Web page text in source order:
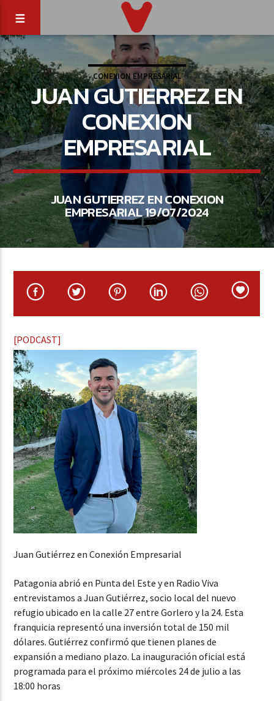
CONEXION EMPRESARIAL
JUAN GUTIERREZ EN
CONEXION
EMPRESARIAL
JUAN GUTIERREZ EN CONEXION
EMPRESARIAL 19/07/2024
[PODCAST]
Juan Gutiérrez en Conexión Empresarial
Patagonia abrió en Punta del Este y en Radio Viva
entrevistamos a Juan Gutiérrez, socio local del nuevo
refugio ubicado en la calle 27 entre Gorlero y la 24. Esta
franquicia representó una inversión total de 150 mil
dólares. Gutiérrez confirmó que tienen planes de
expansión a mediano plazo. La inauguración oficial está
programada para el próximo miércoles 24 de julio a las
18:00 horas